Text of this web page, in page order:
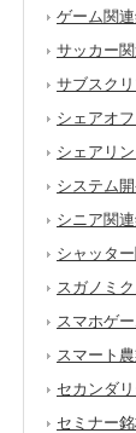
ゲーム関
サッカー
サブスク
シェアオ
シェアリ
システム
シニア関
シャッタ
スガノミ
スマホゲ
スマート
セカンダ
セミナー